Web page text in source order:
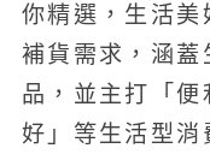
你精選，生活美
補貨需求，涵蓋
品，並主打「
好」等生活型消